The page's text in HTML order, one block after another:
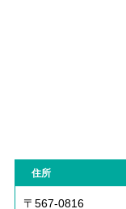
住所
〒567-0816